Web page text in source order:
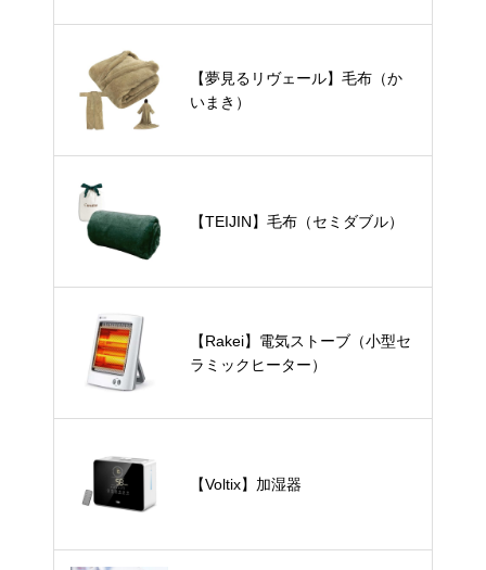
【夢見るリヴェール】毛布（か
いまき）
【TEIJIN】毛布（セミダブル）
【Rakei】電気ストーブ（小型セ
ラミックヒーター）
【Voltix】加湿器